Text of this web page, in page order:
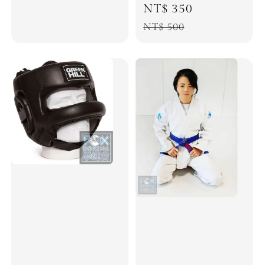
Sale
price
NT$ 350
NT$ 500